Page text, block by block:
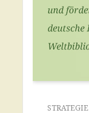
STRATEGIE